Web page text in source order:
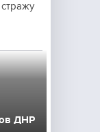
ДНР